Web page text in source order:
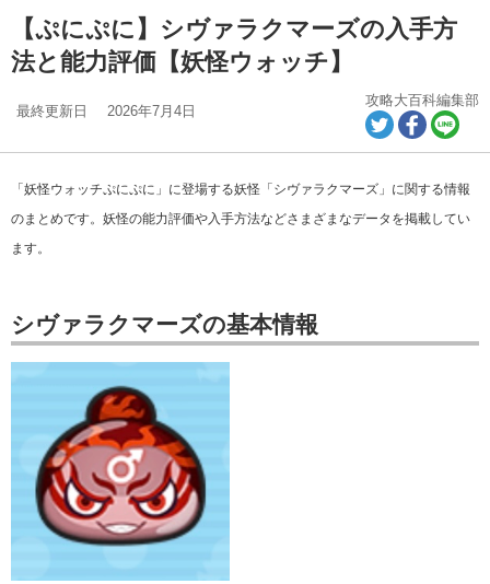
【ぷにぷに】シヴァラクマーズの入手方
法と能力評価【妖怪ウォッチ】
最終更新日 2026年7月4日
攻略大百科編集部
「妖怪ウォッチぷにぷに」に登場する妖怪「シヴァラクマーズ」に関する情報
のまとめです。妖怪の能力評価や入手方法などさまざまなデータを掲載してい
ます。
シヴァラクマーズの基本情報